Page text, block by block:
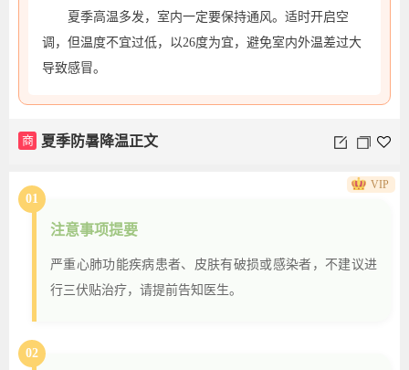
夏季高温多发，室内一定要保持通风。适时开启空
调，但温度不宜过低，以26度为宜，避免室内外温差过大
导致感冒。
商 夏季防暑降温正文
01
注意事项提要
严重心肺功能疾病患者、皮肤有破损或感染者，不建议进
行三伏贴治疗，请提前告知医生。
02
VIP